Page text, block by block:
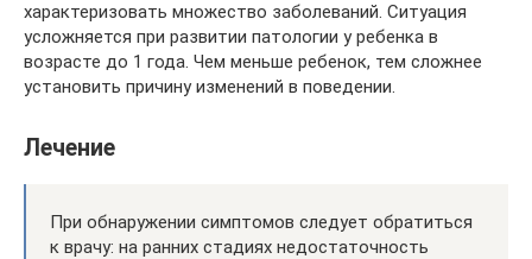
характеризовать множество заболеваний. Ситуация
усложняется при развитии патологии у ребенка в
возрасте до 1 года. Чем меньше ребенок, тем сложнее
установить причину изменений в поведении.
Лечение
При обнаружении симптомов следует обратиться
к врачу: на ранних стадиях недостаточность